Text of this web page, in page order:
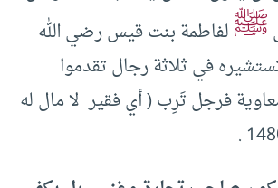
ﷺلفاطمة بنت قيس رضي الله
في ثلاثة رجال تقدموا
فرجل تَرِب ( أي فقير لا مال له